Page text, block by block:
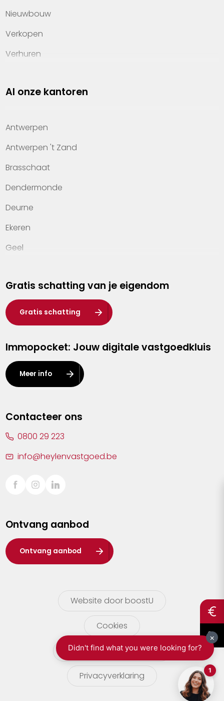
Nieuwbouw
Verkopen
Verhuren
Property management
Kennis van wonen
Kantoren
Veelgestelde vragen
Werken bij Heylen Vastgoed
Contact
Al onze kantoren
Antwerpen
Antwerpen 't Zand
Brasschaat
Dendermonde
Deurne
Ekeren
Geel
Hasselt
Heist-op-den-Berg
Herentals
Kalmthout
Leuven
Lier
Sint-Truiden
Waasland
Wuustwezel
Zoersel
Gratis schatting van je eigendom
Gratis schatting
Immopocket: Jouw digitale vastgoedkluis
Meer info
Contacteer ons
0800 29 223
info@heylenvastgoed.be
Ontvang aanbod
Ontvang aanbod
Website door boostU
Cookies
gebruikersvoorwaarden
Privacyverklaring